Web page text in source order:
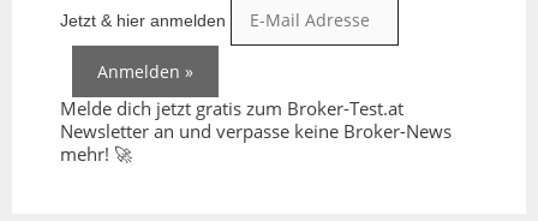
Jetzt & hier anmelden
Melde dich jetzt gratis zum Broker-Test.at
Newsletter an und verpasse keine Broker-News
mehr! 🚀